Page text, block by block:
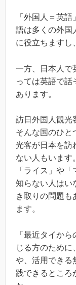
「外国人＝英
語は多くの外国
に役立ちますし
一方、日本人で
っては英語で話
あります。
訪日外国人観光
そんな国のひと
光客が日本を訪
ない人もいます
「ライス」や
知らない人はい
き取りの問題も
ます。
「最近タイか
じる方のため
や、活用できる
践できるところ